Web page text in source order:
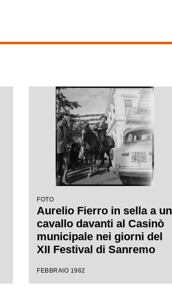
FOTO
Aurelio Fierro in sella a un
cavallo davanti al Casinò
municipale nei giorni del
XII Festival di Sanremo
"Lui andava a cavallo"
FEBBRAIO 1962